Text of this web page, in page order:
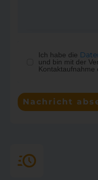
Ich habe die
und bin mit der
Kontaktaufnahme
Nachricht